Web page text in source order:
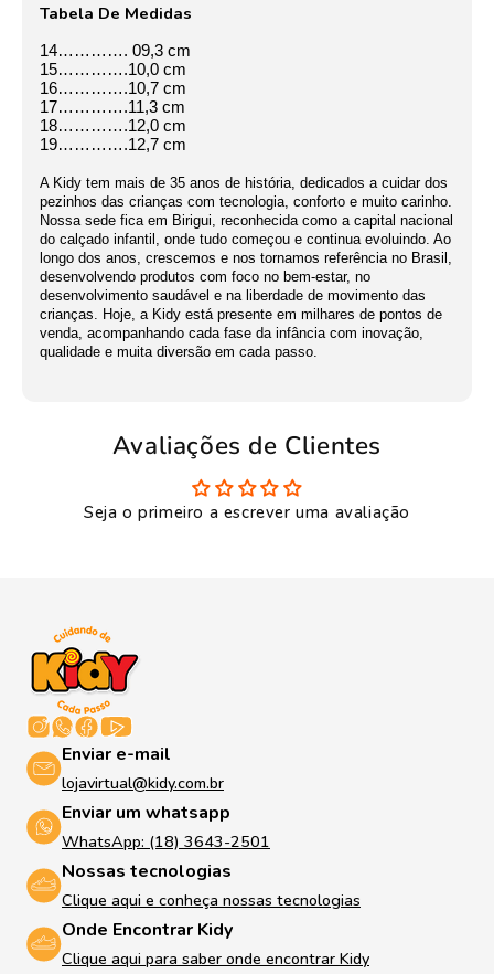
Tabela De Medidas
14…………. 09,3 cm
15………….10,0 cm
16………….10,7 cm
17………….11,3 cm
18………….12,0 cm
19………….12,7 cm
A Kidy tem mais de 35 anos de história, dedicados a cuidar dos
pezinhos das crianças com tecnologia, conforto e muito carinho.
Nossa sede fica em Birigui, reconhecida como a capital nacional
do calçado infantil, onde tudo começou e continua evoluindo. Ao
longo dos anos, crescemos e nos tornamos referência no Brasil,
desenvolvendo produtos com foco no bem-estar, no
desenvolvimento saudável e na liberdade de movimento das
crianças. Hoje, a Kidy está presente em milhares de pontos de
venda, acompanhando cada fase da infância com inovação,
qualidade e muita diversão em cada passo.
Avaliações de Clientes
Seja o primeiro a escrever uma avaliação
Enviar e-mail
lojavirtual@kidy.com.br
Enviar um whatsapp
WhatsApp: (18) 3643-2501
Nossas tecnologias
Clique aqui e conheça nossas tecnologias
Onde Encontrar Kidy
Clique aqui para saber onde encontrar Kidy